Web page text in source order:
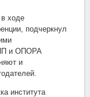
ходе
подчеркнул
и ОПОРА
и
института